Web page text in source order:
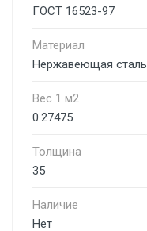
ГОСТ 16523-97
Материал
Нержавеющая сталь
Вес 1 м2
0.27475
Толщина
35
Наличие
Нет